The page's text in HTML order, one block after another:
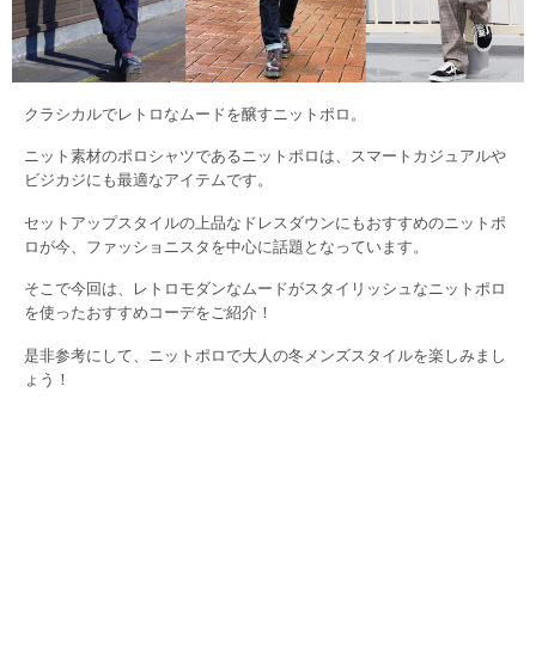
クラシカルでレトロなムードを醸すニットポロ。
ニット素材のポロシャツであるニットポロは、スマートカジュアルや
ビジカジにも最適なアイテムです。
セットアップスタイルの上品なドレスダウンにもおすすめのニットポ
ロが今、ファッショニスタを中心に話題となっています。
そこで今回は、レトロモダンなムードがスタイリッシュなニットポロ
を使ったおすすめコーデをご紹介！
是非参考にして、ニットポロで大人の冬メンズスタイルを楽しみまし
ょう！